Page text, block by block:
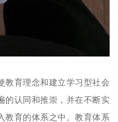
教育理念和建立学习型社会
的认同和推崇，并在不断实
教育的体系之中。教育体系